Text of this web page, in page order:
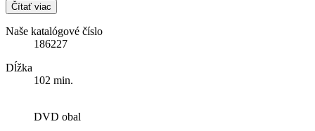
Čítať viac
Naše katalógové číslo
186227
Dĺžka
102 min.
DVD obal